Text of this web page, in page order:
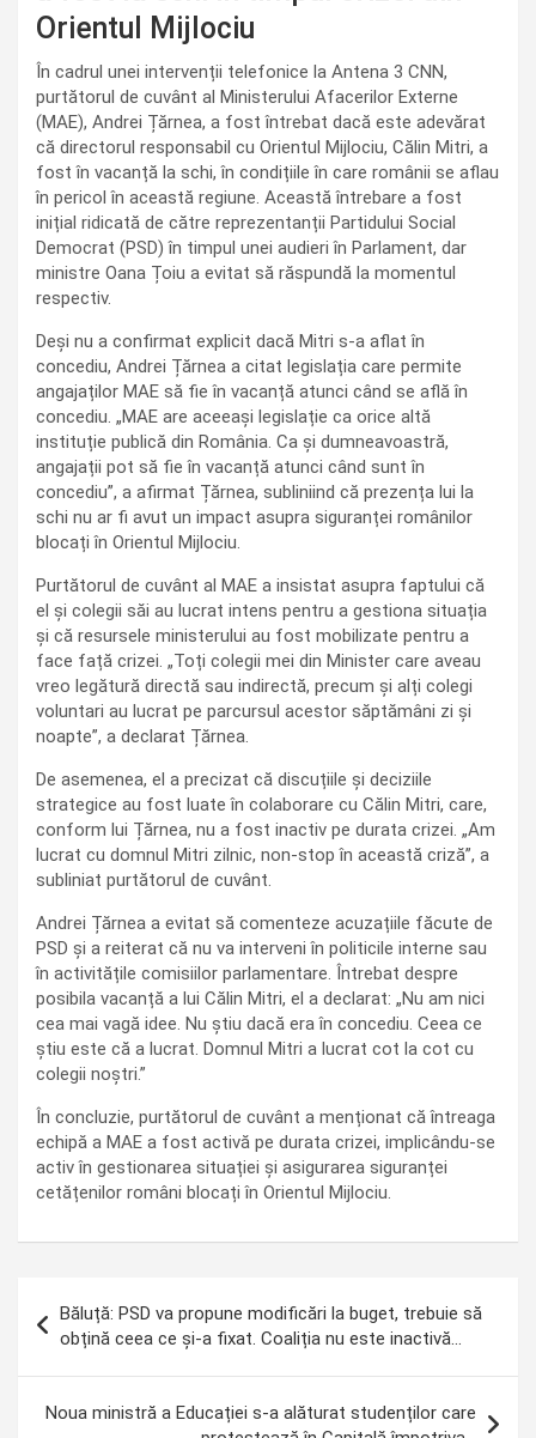
Orientul Mijlociu
În cadrul unei intervenții telefonice la Antena 3 CNN,
purtătorul de cuvânt al Ministerului Afacerilor Externe
(MAE), Andrei Țărnea, a fost întrebat dacă este adevărat
că directorul responsabil cu Orientul Mijlociu, Călin Mitri, a
fost în vacanță la schi, în condițiile în care românii se aflau
în pericol în această regiune. Această întrebare a fost
inițial ridicată de către reprezentanții Partidului Social
Democrat (PSD) în timpul unei audieri în Parlament, dar
ministre Oana Țoiu a evitat să răspundă la momentul
respectiv.
Deși nu a confirmat explicit dacă Mitri s-a aflat în
concediu, Andrei Țărnea a citat legislația care permite
angajaților MAE să fie în vacanță atunci când se află în
concediu. „MAE are aceeași legislație ca orice altă
instituție publică din România. Ca și dumneavoastră,
angajații pot să fie în vacanță atunci când sunt în
concediu”, a afirmat Țărnea, subliniind că prezența lui la
schi nu ar fi avut un impact asupra siguranței românilor
blocați în Orientul Mijlociu.
Purtătorul de cuvânt al MAE a insistat asupra faptului că
el și colegii săi au lucrat intens pentru a gestiona situația
și că resursele ministerului au fost mobilizate pentru a
face față crizei. „Toți colegii mei din Minister care aveau
vreo legătură directă sau indirectă, precum și alți colegi
voluntari au lucrat pe parcursul acestor săptămâni zi și
noapte”, a declarat Țărnea.
De asemenea, el a precizat că discuțiile și deciziile
strategice au fost luate în colaborare cu Călin Mitri, care,
conform lui Țărnea, nu a fost inactiv pe durata crizei. „Am
lucrat cu domnul Mitri zilnic, non-stop în această criză”, a
subliniat purtătorul de cuvânt.
Andrei Țărnea a evitat să comenteze acuzațiile făcute de
PSD și a reiterat că nu va interveni în politicile interne sau
în activitățile comisiilor parlamentare. Întrebat despre
posibila vacanță a lui Călin Mitri, el a declarat: „Nu am nici
cea mai vagă idee. Nu știu dacă era în concediu. Ceea ce
știu este că a lucrat. Domnul Mitri a lucrat cot la cot cu
colegii noștri.”
În concluzie, purtătorul de cuvânt a menționat că întreaga
echipă a MAE a fost activă pe durata crizei, implicându-se
activ în gestionarea situației și asigurarea siguranței
cetățenilor români blocați în Orientul Mijlociu.
în
articole
Băluță: PSD va propune modificări la buget, trebuie să
obțină ceea ce și-a fixat. Coaliția nu este inactivă…
Noua ministră a Educației s-a alăturat studenților care